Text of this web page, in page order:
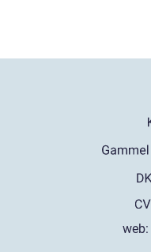
web: